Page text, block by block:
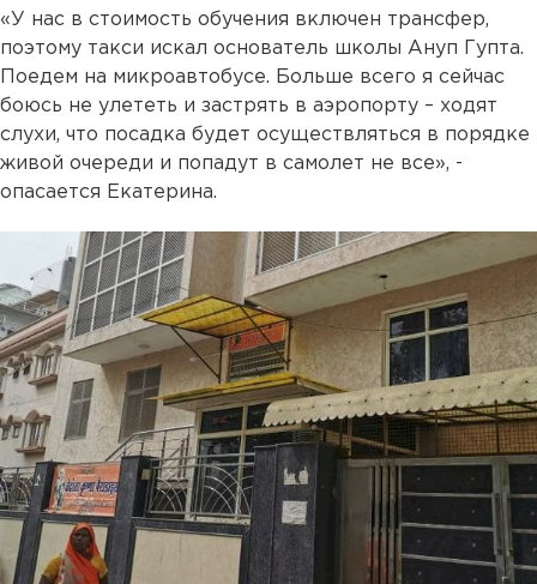
«У нас в стоимость обучения включен трансфер,
поэтому такси искал основатель школы Ануп Гупта.
Поедем на микроавтобусе. Больше всего я сейчас
боюсь не улететь и застрять в аэропорту – ходят
слухи, что посадка будет осуществляться в порядке
живой очереди и попадут в самолет не все», -
опасается Екатерина.